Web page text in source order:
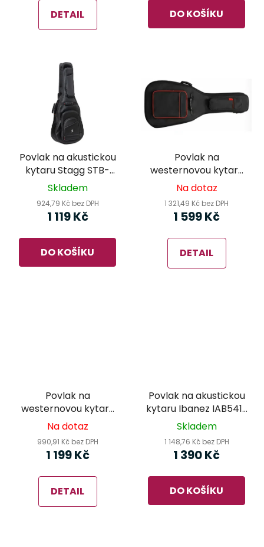
DETAIL DO KOŠÍKU
Povlak na akustickou
kytaru Stagg STB-
NDURA 15 W
Skladem
924,79 Kč bez DPH
1 119 Kč
DO KOŠÍKU
Povlak na
westernovou kytaru
Virus VGB3000W
Na dotaz
1 321,49 Kč bez DPH
1 599 Kč
DETAIL
Povlak na
westernovou kytaru
Virus VGB2000W
Na dotaz
990,91 Kč bez DPH
1 199 Kč
DETAIL
Povlak na akustickou
kytaru Ibanez IAB541-
BR
Skladem
1 148,76 Kč bez DPH
1 390 Kč
DO KOŠÍKU